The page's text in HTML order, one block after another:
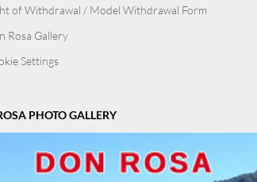
of Withdrawal / Model Withdrawal Form
Rosa Gallery
Settings
PHOTO GALLERY